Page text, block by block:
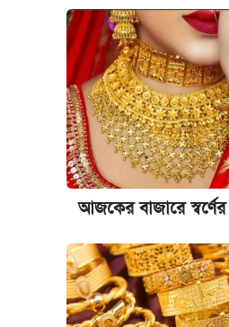
আজ শুক্রবার রাজধানীর
নবম পে স্কেল বাস্তবায়ন
অর্থমন্ত্রী
জাপানে সম্পূর্ণ ফ্রি
করার সুযোগ
কবে শুরু হচ্ছে ঢাবির ভর্তি
ভাতা-উপবৃত্তির আবেদন শুরু,
আজকের বাজারে